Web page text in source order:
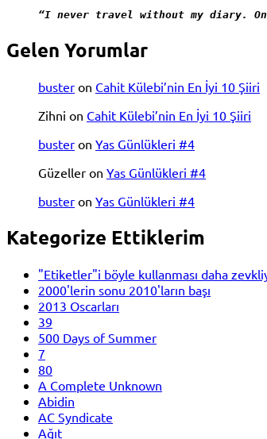
“I never travel without my diary.
Gelen Yorumlar
buster on Cahit Külebi’nin En İyi 10 Şiiri
Zihni on Cahit Külebi’nin En İyi 10 Şiiri
buster on Yas Günlükleri #4
Güzeller on Yas Günlükleri #4
buster on Yas Günlükleri #4
Kategorize Ettiklerim
"Etiketler"i böyle kullanması daha
2000'lerin sonu 2010'ların başı
2013 Oscarları
39
500 Days of Summer
7
80
A Complete Unknown
Abidin
AC Syndicate
Ağıt